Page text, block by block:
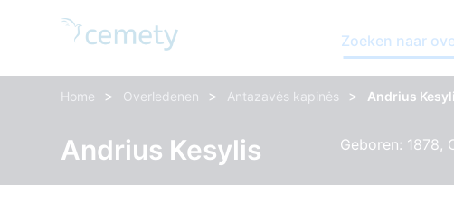
Zoeken naar
Home > Overledenen > Antazavės kapinės > Andrius
Andrius Kesylis Geboren: 1878,